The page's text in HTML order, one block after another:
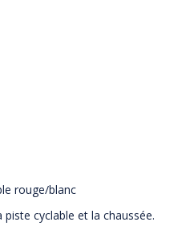
rouge/blanc
cyclable et la chaussée.